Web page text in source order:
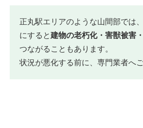
正丸駅エリアのような山間部では
にすると建物の老朽化・害獣被害
つながることもあります。
状況が悪化する前に、専門業者へ